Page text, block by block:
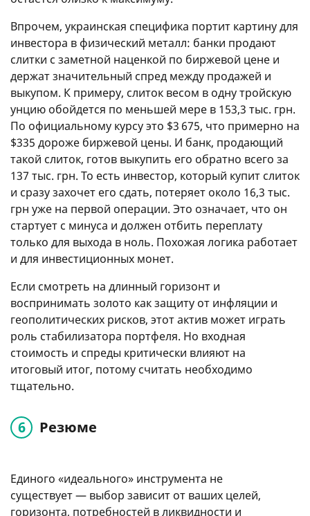
Впрочем, украинская специфика портит картину для
инвестора в физический металл: банки продают
слитки с заметной наценкой по биржевой цене и
держат значительный спред между продажей и
выкупом. К примеру, слиток весом в одну тройскую
унцию обойдется по меньшей мере в 153,3 тыс. грн.
По официальному курсу это $3 675, что примерно на
$335 дороже биржевой цены. И банк, продающий
такой слиток, готов выкупить его обратно всего за
137 тыс. грн. То есть инвестор, который купит слиток
и сразу захочет его сдать, потеряет около 16,3 тыс.
грн уже на первой операции. Это означает, что он
стартует с минуса и должен отбить переплату
только для выхода в ноль. Похожая логика работает
и для инвестиционных монет.
Если смотреть на длинный горизонт и
воспринимать золото как защиту от инфляции и
геополитических рисков, этот актив может играть
роль стабилизатора портфеля. Но входная
стоимость и спреды критически влияют на
итоговый итог, потому считать необходимо
тщательно.
Резюме
Единого «идеального» инструмента не
существует — выбор зависит от ваших целей,
горизонта, потребностей в ликвидности и